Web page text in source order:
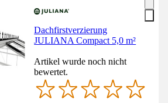
Dachfirstverzierung
JULIANA Compact 5,0 m²
Artikel wurde noch nicht
bewertet.